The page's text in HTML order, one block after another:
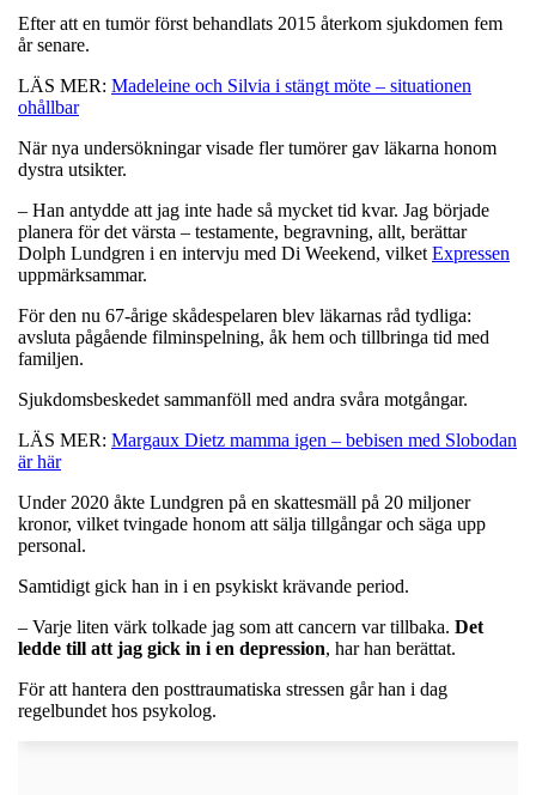
Efter att en tumör först behandlats 2015 återkom sjukdomen fem
år senare.
LÄS MER: Madeleine och Silvia i stängt möte – situationen
ohållbar
När nya undersökningar visade fler tumörer gav läkarna honom
dystra utsikter.
– Han antydde att jag inte hade så mycket tid kvar. Jag började
planera för det värsta – testamente, begravning, allt, berättar
Dolph Lundgren i en intervju med Di Weekend, vilket Expressen
uppmärksammar.
För den nu 67-årige skådespelaren blev läkarnas råd tydliga:
avsluta pågående filminspelning, åk hem och tillbringa tid med
familjen.
Sjukdomsbeskedet sammanföll med andra svåra motgångar.
LÄS MER: Margaux Dietz mamma igen – bebisen med Slobodan
är här
Under 2020 åkte Lundgren på en skattesmäll på 20 miljoner
kronor, vilket tvingade honom att sälja tillgångar och säga upp
personal.
Samtidigt gick han in i en psykiskt krävande period.
– Varje liten värk tolkade jag som att cancern var tillbaka. Det
ledde till att jag gick in i en depression, har han berättat.
För att hantera den posttraumatiska stressen går han i dag
regelbundet hos psykolog.